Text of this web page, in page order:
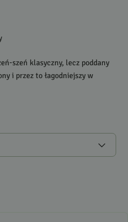
szeń klasyczny, lecz poddany
i przez to łagodniejszy w